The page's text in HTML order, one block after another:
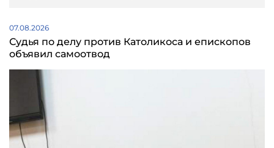
07.08.2026
Судья по делу против Католикоса и епископов
объявил самоотвод